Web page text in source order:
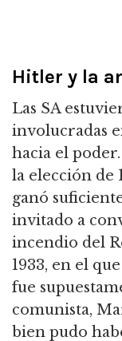
Hitler y la
Las SA
involucradas
hacia el
la elección de
ganó
invitado a
incendio del
1933, en el
fue
comunista,
bien pudo